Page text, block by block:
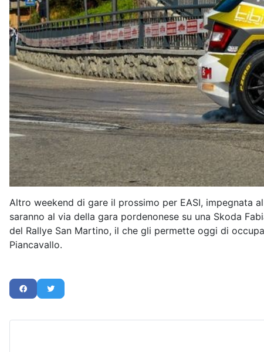
Altro weekend di gare il prossimo per EASI, impegnata
saranno al via della gara pordenonese su una Skoda
del Rallye San Martino, il che gli permette oggi di
Piancavallo.